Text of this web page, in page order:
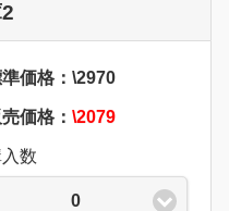
価格：\2970
価格： \2079
数
0